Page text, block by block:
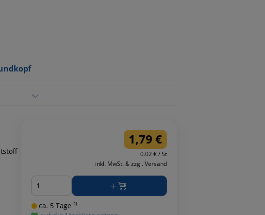
1,79 €
0.02 € / St
inkl. MwSt. & zzgl. Versand
Menge
ca. 5 Tage ²⁾